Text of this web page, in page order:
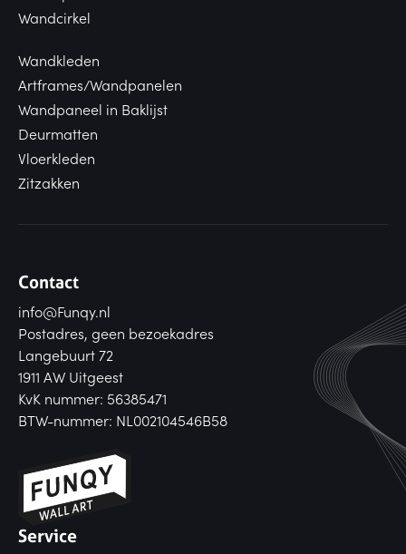
Wandcirkel
Wandkleden
Artframes/Wandpanelen
Wandpaneel in Baklijst
Deurmatten
Vloerkleden
Zitzakken
Contact
info@Funqy.nl
Postadres, geen bezoekadres
Langebuurt 72
1911 AW Uitgeest
KvK nummer: 56385471
BTW-nummer: NL002104546B58
Service